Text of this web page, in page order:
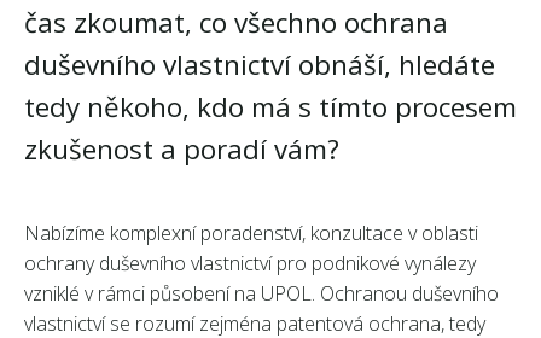
čas zkoumat, co všechno ochrana
duševního vlastnictví obnáší, hledáte
tedy někoho, kdo má s tímto procesem
zkušenost a poradí vám?
Nabízíme komplexní poradenství, konzultace v oblasti
ochrany duševního vlastnictví pro podnikové vynálezy
vzniklé v rámci působení na UPOL. Ochranou duševního
vlastnictví se rozumí zejména patentová ochrana, tedy